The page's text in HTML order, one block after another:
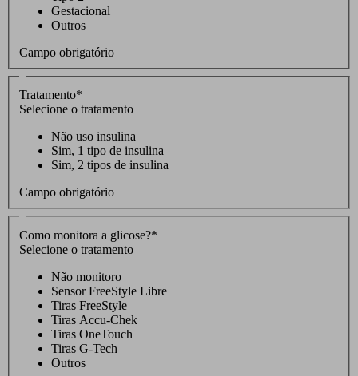
Gestacional
Outros
Campo obrigatório
Tratamento*
Selecione o tratamento
Não uso insulina
Sim, 1 tipo de insulina
Sim, 2 tipos de insulina
Campo obrigatório
Como monitora a glicose?*
Selecione o tratamento
Não monitoro
Sensor FreeStyle Libre
Tiras FreeStyle
Tiras Accu-Chek
Tiras OneTouch
Tiras G-Tech
Outros